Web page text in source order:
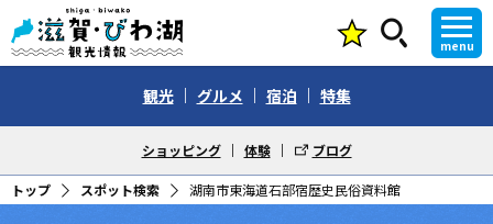
menu
観光 グルメ 宿泊 特集
ショッピング 体験 ブログ
トップ スポット検索 湖南市東海道石部宿歴史民俗資料館